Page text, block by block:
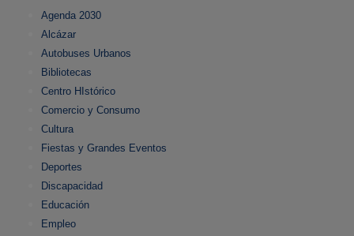
Agenda 2030
Alcázar
Autobuses Urbanos
Bibliotecas
Centro HIstórico
Comercio y Consumo
Cultura
Fiestas y Grandes Eventos
Deportes
Discapacidad
Educación
Empleo